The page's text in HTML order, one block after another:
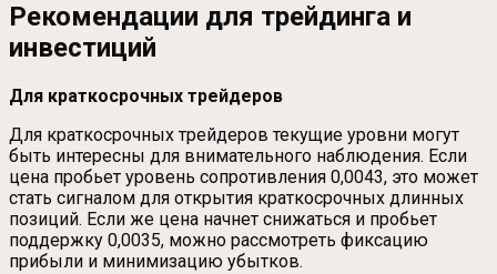
Рекомендации для трейдинга и
инвестиций
Для краткосрочных трейдеров
Для краткосрочных трейдеров текущие уровни могут
быть интересны для внимательного наблюдения. Если
цена пробьет уровень сопротивления 0,0043, это может
стать сигналом для открытия краткосрочных длинных
позиций. Если же цена начнет снижаться и пробьет
поддержку 0,0035, можно рассмотреть фиксацию
прибыли и минимизацию убытков.